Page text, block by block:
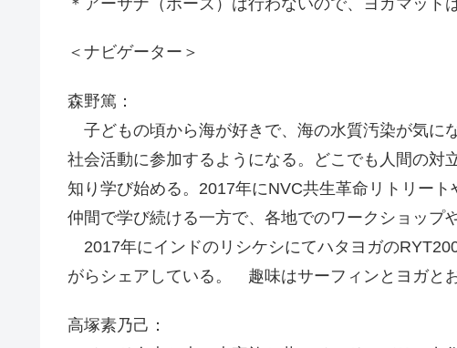
＜ナビゲーター＞
森野篤：
子どもの頃から海が好きで、海の水質汚染が気に
社会活動に参加するようになる。どこでも人間の対
知り学び始める。2017年にNVC共生革命リトリー
仲間で学び続ける一方で、各地でのワークショップ
2017年にインドのリシケシにてハタヨガの
がらシェアしている。 趣味はサーフィンとヨガと
高塚素乃己：